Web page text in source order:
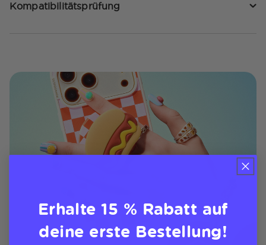
Kompatibilitätsprüfung
Erhalte 15 % Rabatt auf
deine erste Bestellung!